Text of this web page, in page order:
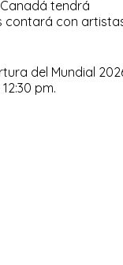
tendrá
contará con
del Mundial
pm.